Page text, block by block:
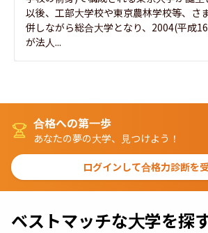
以後、工部大学校や東京農林学校等、さ
併しながら総合大学となり、2004(平成
が法人...
合格への第一歩
あなたの夢の大学、見つけよう！
ログインして合格力診断を
ベストマッチな大学を探